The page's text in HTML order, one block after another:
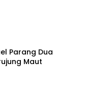
Parang Dua
Maut